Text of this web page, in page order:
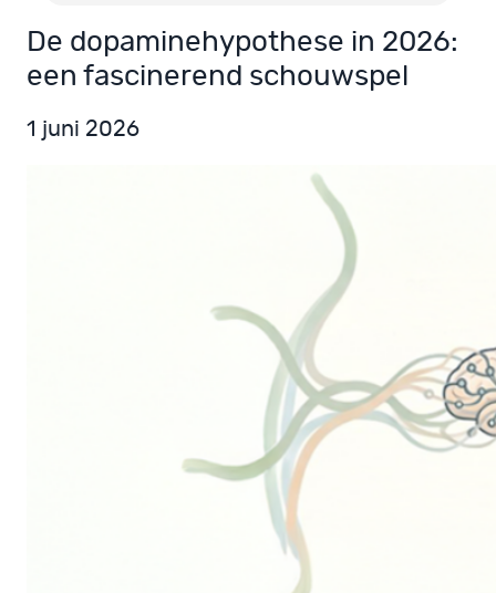
De dopaminehypothese in 2026:
een fascinerend schouwspel
1 juni 2026